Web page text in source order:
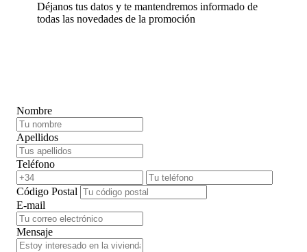
Déjanos tus datos y te mantendremos informado de
todas las novedades de la promoción
Nombre
Apellidos
Teléfono
Código Postal
E-mail
Mensaje